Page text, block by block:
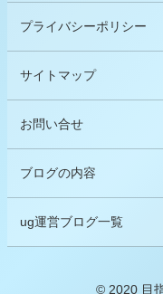
プライバシーポリシー
サイトマップ
お問い合せ
ブログの内容
ug運営ブログ一覧
© 2020 目